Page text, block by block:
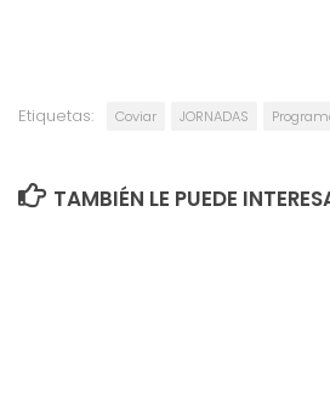
Etiquetas: Coviar JORNADAS
TAMBIÉN LE PUEDE